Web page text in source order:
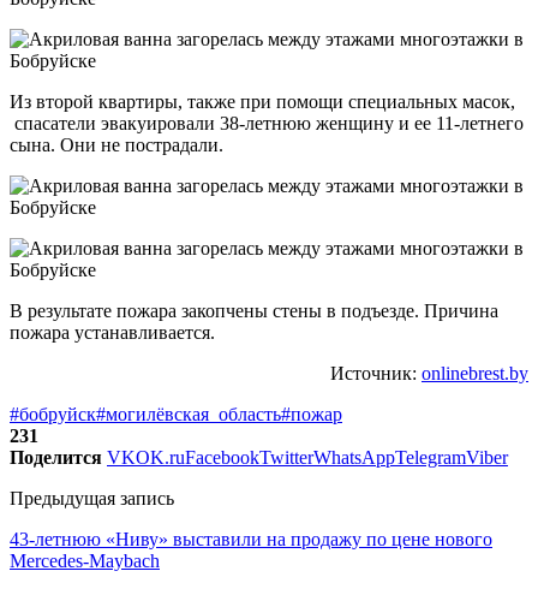
Из второй квартиры, также при помощи специальных масок,
спасатели эвакуировали 38-летнюю женщину и ее 11-летнего
сына. Они не пострадали.
В результате пожара закопчены стены в подъезде. Причина
пожара устанавливается.
Источник: onlinebrest.by
#бобруйск#могилёвская_область#пожар
231
Поделится VKOK.ruFacebookTwitterWhatsAppTelegramViber
Предыдущая запись
43-летнюю «Ниву» выставили на продажу по цене нового
Mercedes-Maybach